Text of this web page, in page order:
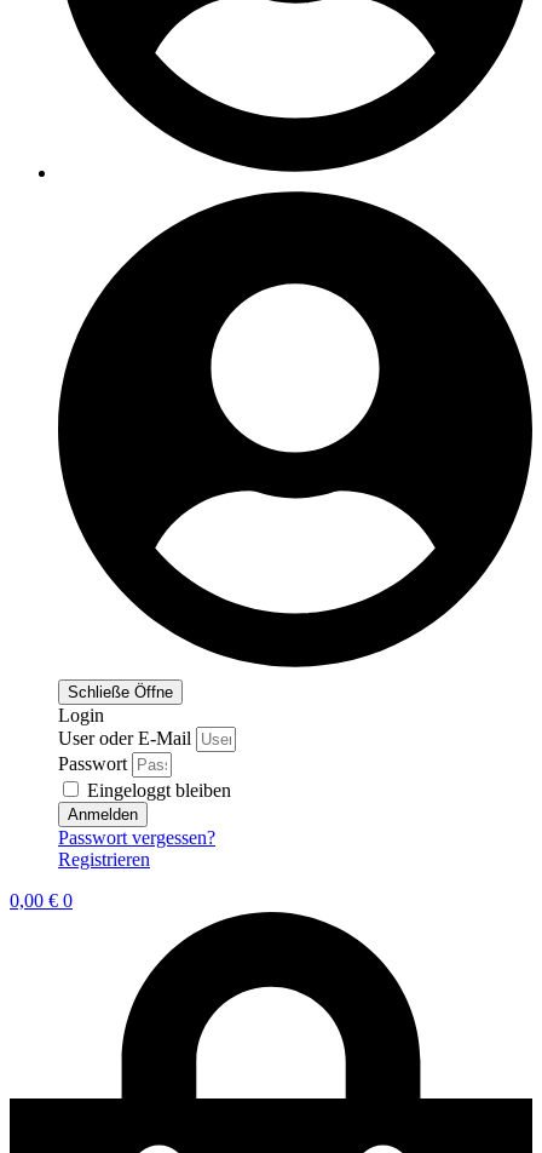
Schließe Öffne
Login
User oder E-Mail
Passwort
Eingeloggt bleiben
Anmelden
Passwort vergessen?
Registrieren
0,00 € 0